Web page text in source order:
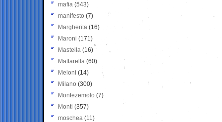
mafia (543)
manifesto (7)
Margherita (16)
Maroni (171)
Mastella (16)
Mattarella (60)
Meloni (14)
Milano (300)
Montezemolo (7)
Monti (357)
moschea (11)